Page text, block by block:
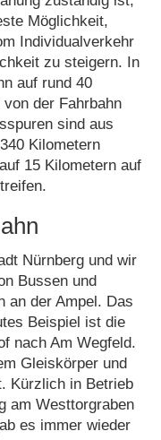
Möglichkeit,
Individualverkehr
zu steigern. In
auf rund 40
der Fahrbahn
sind aus
Kilometern
15 Kilometern auf
Nürnberg und wir
Bussen und
an der Ampel. Das
Beispiel ist die
nach Am Wegfeld.
Gleiskörper und
Kürzlich in Betrieb
am Westtorgraben
es immer wieder